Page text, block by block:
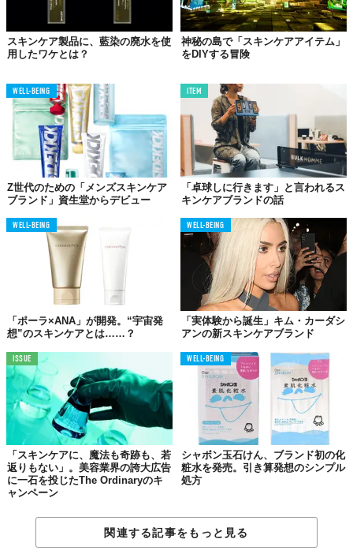
Reference:New Brand Skincare Generics Is Proudly Duping Augustinus Bader And La Mer
Top image: ©iStock.com/PonyWang
TABI LABO
この世界は、もっと広いはずだ。
スキンケア製品に、藍染の廃水を使
用したワケとは？
神秘の島で「スキンケアアイテム」
をDIYする冒険
WELL-BEING
Z世代のための「メンズスキンケア
ブランド」資生堂からデビュー
ITEM
「卓球しに行きます」と言われるス
キンケアブランドの話
WELL-BEING
「ポーラ×ANA」が開発。“宇宙発
想”のスキンケアとは……？
WELL-BEING
「実体験から誕生」キム・カーダシ
アンの新スキンケアブランド
ISSUE
「スキンケアに、魔法も奇跡も、若
返りもない」。美容業界の誇大広告
に一石を投じたThe Ordinaryのキ
ャンペーン
WELL-BEING
シャボン玉石けん、ブランド初の化
粧水を発売。引き算発想のシンプル
処方
関連する記事をもっと見る